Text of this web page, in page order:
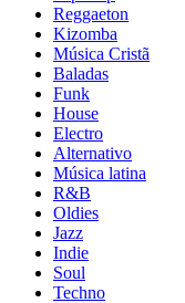
Reggaeton
Kizomba
Música Cristã
Baladas
Funk
House
Electro
Alternativo
Música latina
R&B
Oldies
Jazz
Indie
Soul
Techno